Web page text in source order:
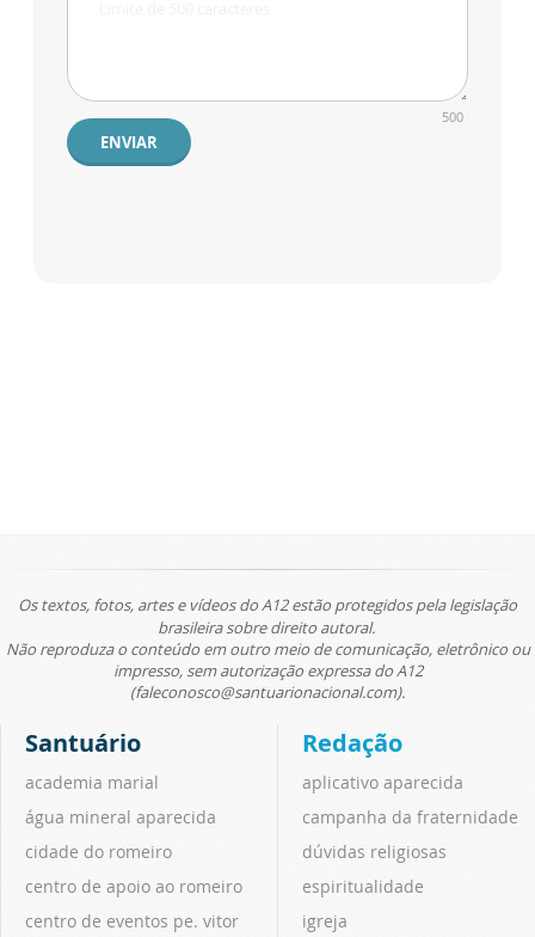
500
ENVIAR
Os textos, fotos, artes e vídeos do A12 estão protegidos pela legislação
brasileira sobre direito autoral.
Não reproduza o conteúdo em outro meio de comunicação, eletrônico ou
impresso, sem autorização expressa do A12
(faleconosco@santuarionacional.com).
Santuário
academia marial
água mineral aparecida
cidade do romeiro
centro de apoio ao romeiro
centro de eventos pe. vitor
Redação
aplicativo aparecida
campanha da fraternidade
dúvidas religiosas
espiritualidade
igreja